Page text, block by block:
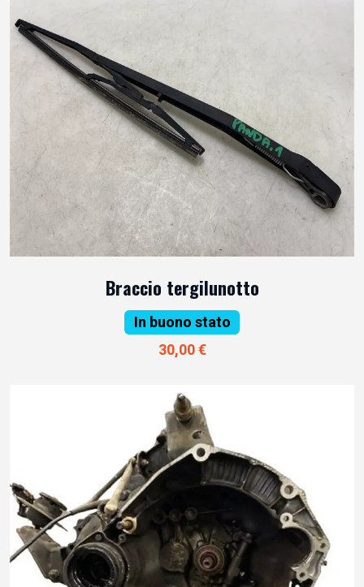
Braccio tergilunotto
In buono stato
30,00 €